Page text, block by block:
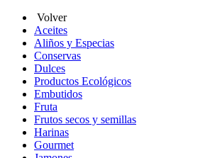
Volver
Aceites
Aliños y Especias
Conservas
Dulces
Productos Ecológicos
Embutidos
Fruta
Frutos secos y semillas
Harinas
Gourmet